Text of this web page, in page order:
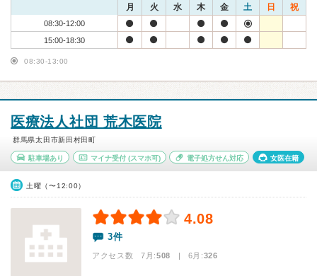
月 火 水 木 金 土 日 祝
08:30-12:00
15:00-18:30
08:30-13:00
医療法人社団 荒木医院
群馬県太田市新田村田町
駐車場あり マイナ受付(スマホ可) 電子処方せん対応 女医在籍
土曜（〜12:00）
4.08
3件
アクセス数 7月:508 | 6月:326